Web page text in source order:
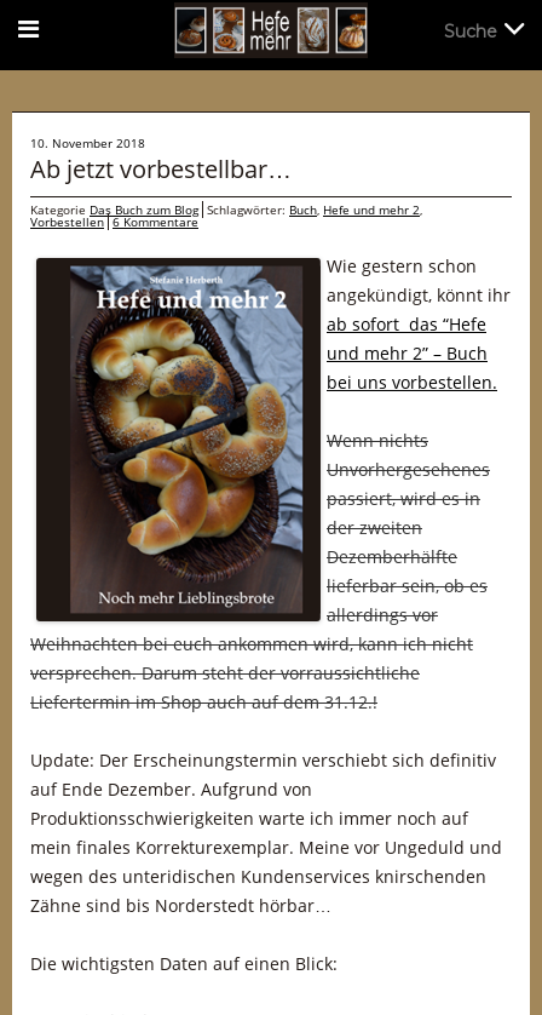
10. November 2018
Ab jetzt vorbestellbar…
Kategorie Das Buch zum Blog Schlagwörter: Buch, Hefe und mehr 2,
Vorbestellen 6 Kommentare
Wie gestern schon
angekündigt, könnt ihr
ab sofort das “Hefe
und mehr 2” – Buch
bei uns vorbestellen.
Wenn nichts
Unvorhergesehenes
passiert, wird es in
der zweiten
Dezemberhälfte
lieferbar sein, ob es
allerdings vor
Weihnachten bei euch ankommen wird, kann ich nicht
versprechen. Darum steht der vorraussichtliche
Liefertermin im Shop auch auf dem 31.12.!
Update: Der Erscheinungstermin verschiebt sich definitiv
auf Ende Dezember. Aufgrund von
Produktionsschwierigkeiten warte ich immer noch auf
mein finales Korrekturexemplar. Meine vor Ungeduld und
wegen des unteridischen Kundenservices knirschenden
Zähne sind bis Norderstedt hörbar…
Die wichtigsten Daten auf einen Blick:
Suche
Suche